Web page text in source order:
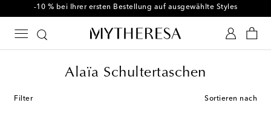
-10 % bei Ihrer ersten Bestellung auf ausgewählte Styles
Alaïa Schultertaschen
Filter Sortieren nach